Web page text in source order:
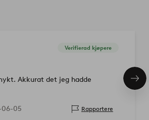
Verifierad kjøpere
Akkurat det jeg hadde
06-05 Rapportere